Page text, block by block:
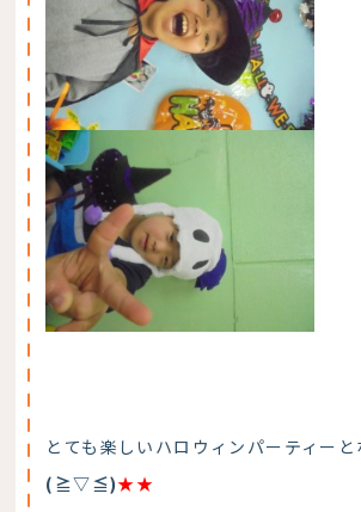
とても楽しいハロウィンパーティー
(≧▽≦)★★